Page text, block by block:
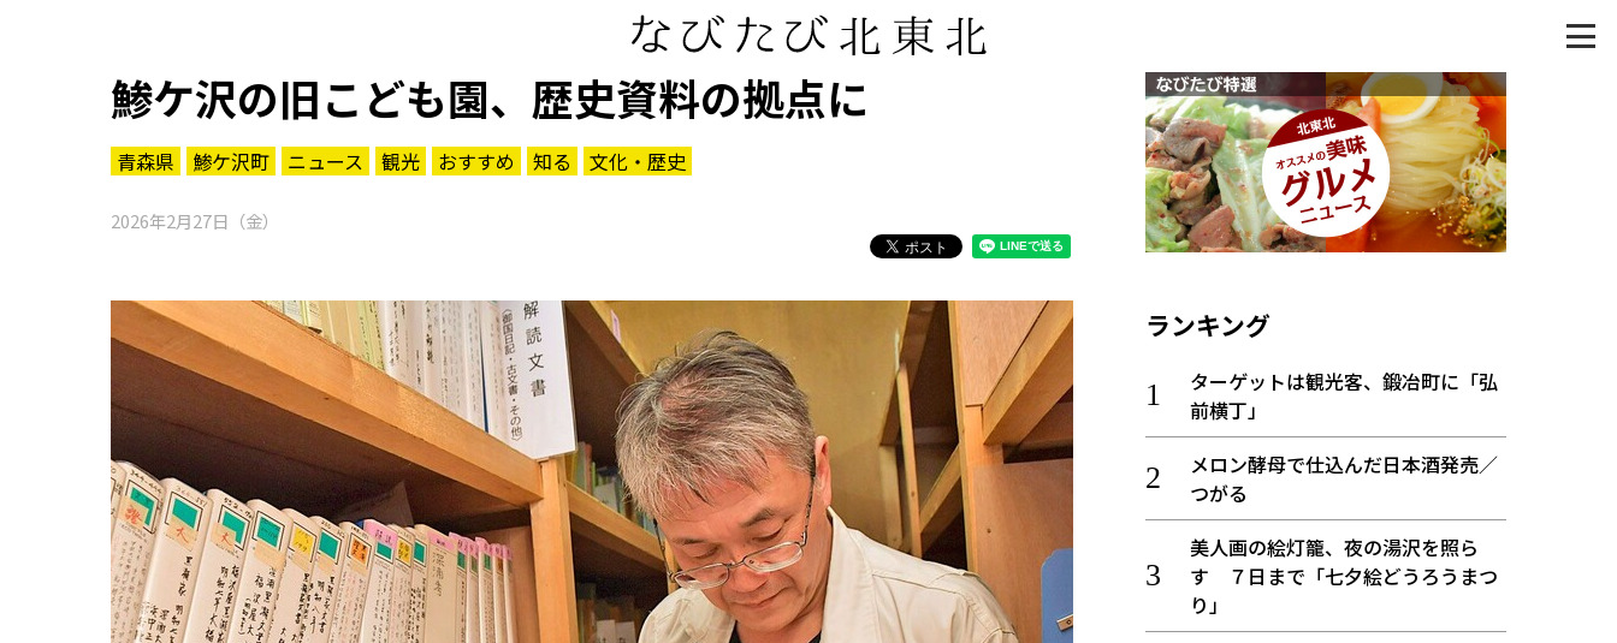
鯵ケ沢の旧こども園、歴史資料の拠点に
青森県 鯵ケ沢町 ニュース 観光 おすすめ 知る 文化・歴史
2026年2月27日（金）
ランキング
ターゲットは観光客、鍛冶町に「弘
前横丁」
メロン酵母で仕込んだ日本酒発売／
つがる
美人画の絵灯籠、夜の湯沢を照ら
す ７日まで「七夕絵どうろうまつ
り」
パワースポット